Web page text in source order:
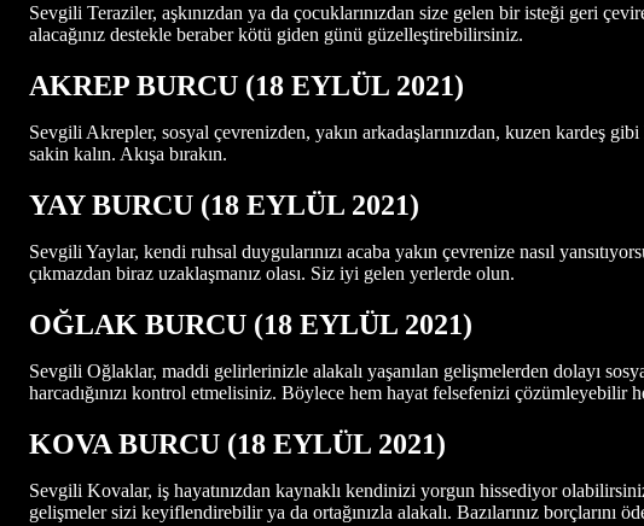
Sevgili Teraziler, aşkınızdan ya da çocuklarınızdan size gelen bir isteği geri
alacağınız destekle beraber kötü giden günü güzelleştirebilirsiniz.
AKREP BURCU (18 EYLÜL 2021)
Sevgili Akrepler, sosyal çevrenizden, yakın arkadaşlarınızdan, kuzen kardeş
sakin kalın. Akışa bırakın.
YAY BURCU (18 EYLÜL 2021)
Sevgili Yaylar, kendi ruhsal duygularınızı acaba yakın çevrenize nasıl
çıkmazdan biraz uzaklaşmanız olası. Siz iyi gelen yerlerde olun.
OĞLAK BURCU (18 EYLÜL 2021)
Sevgili Oğlaklar, maddi gelirlerinizle alakalı yaşanılan gelişmelerden dolayı
harcadığınızı kontrol etmelisiniz. Böylece hem hayat felsefenizi çözümleyebilir
KOVA BURCU (18 EYLÜL 2021)
Sevgili Kovalar, iş hayatınızdan kaynaklı kendinizi yorgun hissediyor
gelişmeler sizi keyiflendirebilir ya da ortağınızla alakalı. Bazılarınız borçlarını